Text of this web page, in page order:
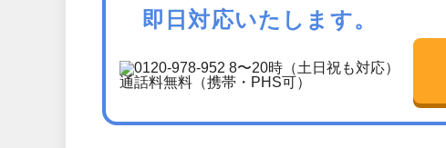
即日対応いたします。